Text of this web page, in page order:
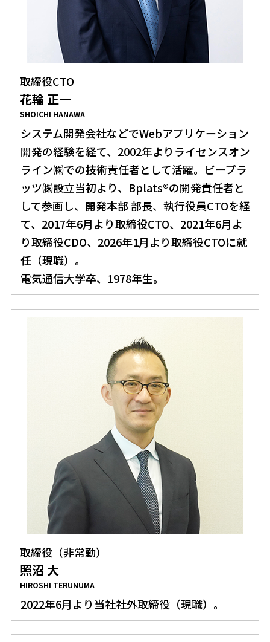
取締役CTO
花輪 正一
SHOICHI HANAWA
システム開発会社などでWebアプリケーション
開発の経験を経て、2002年よりライセンスオン
ライン㈱での技術責任者として活躍。ビープラ
ッツ㈱設立当初より、Bplats®の開発責任者と
して参画し、開発本部 部長、執行役員CTOを経
て、2017年6月より取締役CTO、2021年6月よ
り取締役CDO、2026年1月より取締役CTOに就
任（現職）。
電気通信大学卒、1978年生。
取締役（非常勤）
照沼 大
HIROSHI TERUNUMA
2022年6月より当社社外取締役（現職）。